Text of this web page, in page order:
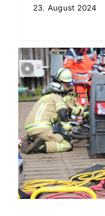
23. August 2024